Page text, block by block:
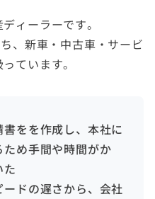
ィーラーです。
、新車・中古車・サービ
ています。
書をを作成し、本社に
ため手間や時間がか
た
ードの遅さから、会社